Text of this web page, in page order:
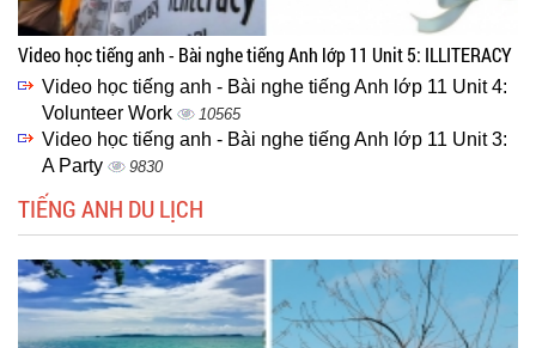
Video học tiếng anh - Bài nghe tiếng Anh lớp 11 Unit 5: ILLITERACY
Video học tiếng anh - Bài nghe tiếng Anh lớp 11 Unit 4:
Volunteer Work
10565
Video học tiếng anh - Bài nghe tiếng Anh lớp 11 Unit 3:
A Party
9830
TIẾNG ANH DU LỊCH